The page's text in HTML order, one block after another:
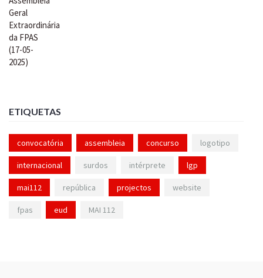
ETIQUETAS
convocatória assembleia concurso logotipo
internacional surdos intérprete lgp
mai112 república projectos website
fpas eud MAI 112